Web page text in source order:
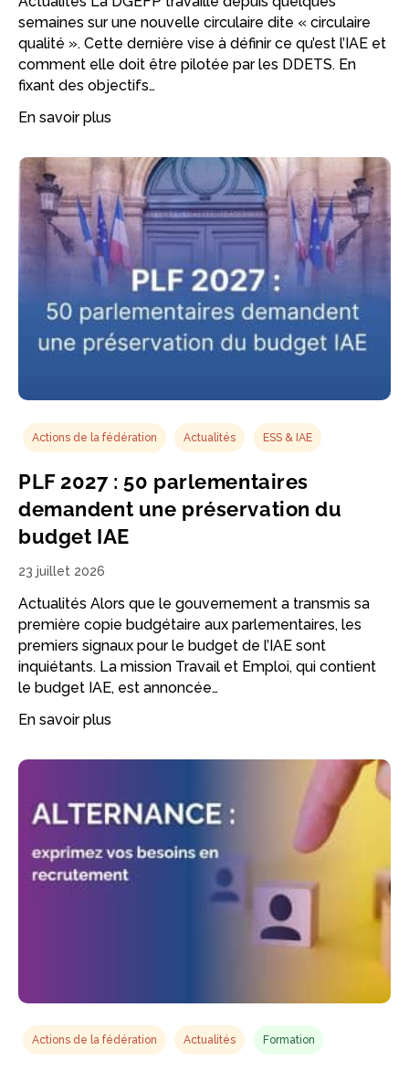
semaines sur une nouvelle circulaire dite « circulaire
qualité ». Cette dernière vise à définir ce qu’est l’IAE et
comment elle doit être pilotée par les DDETS. En
fixant des objectifs…
En savoir plus
Actions de la fédération Actualités ESS & IAE
PLF 2027 : 50 parlementaires
demandent une préservation du
budget IAE
23 juillet 2026
Actualités Alors que le gouvernement a transmis sa
première copie budgétaire aux parlementaires, les
premiers signaux pour le budget de l’IAE sont
inquiétants. La mission Travail et Emploi, qui contient
le budget IAE, est annoncée…
En savoir plus
Actions de la fédération Actualités Formation